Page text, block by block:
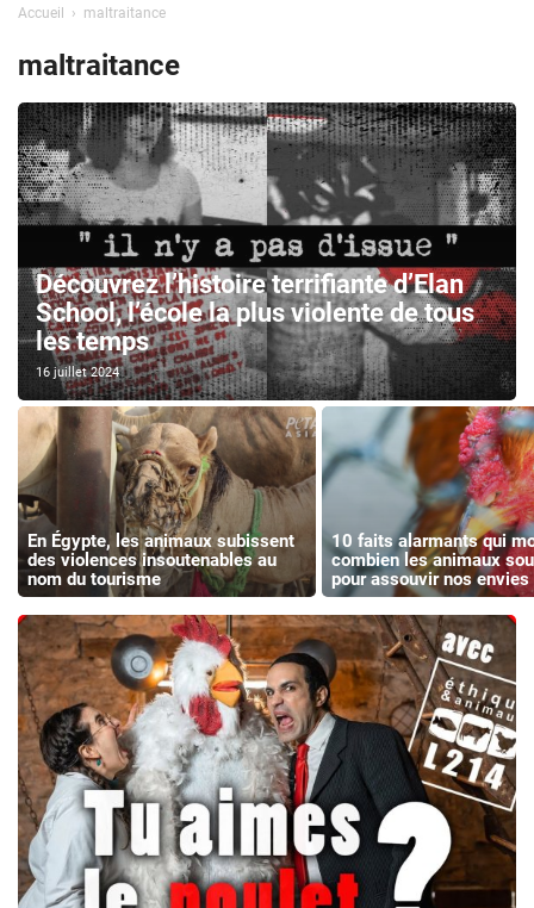
Accueil maltraitance
maltraitance
Découvrez l’histoire terrifiante d’Elan
School, l’école la plus violente de tous
les temps
16 juillet 2024
En Égypte, les animaux subissent
des violences insoutenables au
nom du tourisme
10 faits alarmants qui
combien les animaux
pour assouvir nos envies